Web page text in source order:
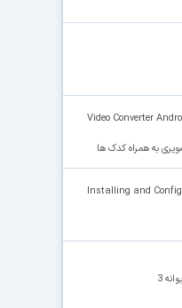
Video Converter
به همراه کدک ها
Installing and